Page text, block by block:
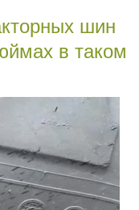
шин
в таком